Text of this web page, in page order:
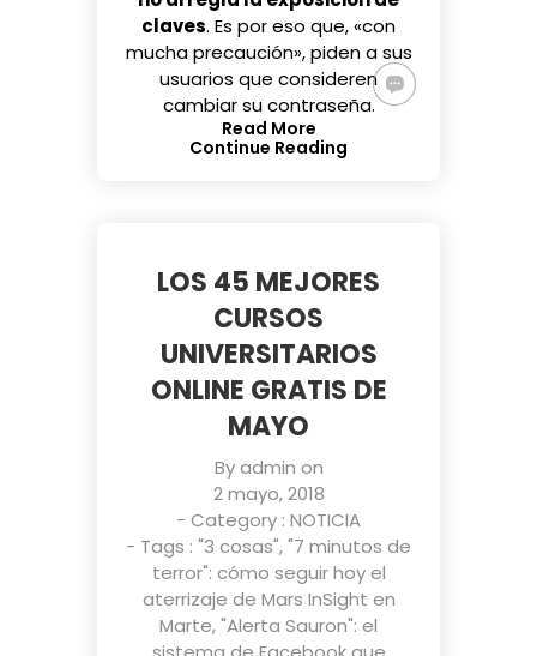
claves. Es por eso que, «con
mucha precaución», piden a sus
usuarios que consideren
cambiar su contraseña.
Read More
Continue Reading
LOS 45 MEJORES
CURSOS
UNIVERSITARIOS
ONLINE GRATIS DE
MAYO
Byadmin on
2 mayo, 2018
- Category : NOTICIA
- Tags : "3 cosas","7 minutos de
terror": cómo seguir hoy el
aterrizaje de Mars InSight en
Marte,"Alerta Sauron": el